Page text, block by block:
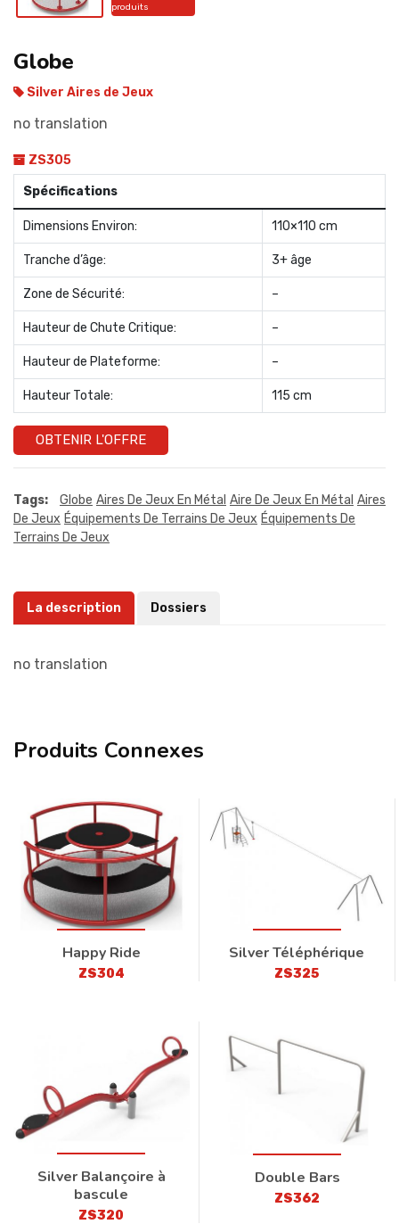
produits
Globe
Silver Aires de Jeux
no translation
ZS305
Spécifications
Dimensions Environ: 110×110 cm
Tranche d’âge: 3+ âge
Zone de Sécurité: –
Hauteur de Chute Critique: –
Hauteur de Plateforme: –
Hauteur Totale: 115 cm
OBTENIR L'OFFRE
Tags: Globe Aires De Jeux En Métal Aire De Jeux En Métal Aires
De Jeux Équipements De Terrains De Jeux Équipements De
Terrains De Jeux
La description Dossiers
no translation
Produits Connexes
Happy Ride
ZS304
Silver Téléphérique
ZS325
Silver Balançoire à
bascule
ZS320
Double Bars
ZS362